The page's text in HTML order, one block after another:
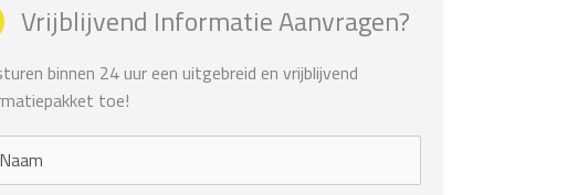
Vrijblijvend Informatie Aanvragen?
binnen 24 uur een uitgebreid en vrijblijvend
toe!